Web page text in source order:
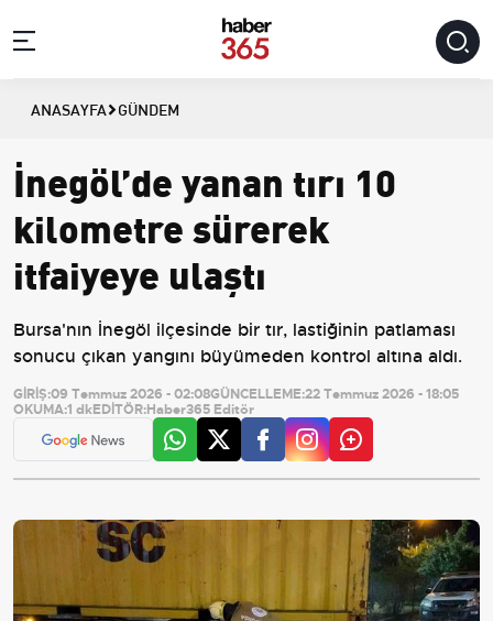
ANASAYFA GÜNDEM
İnegöl’de yanan tırı 10
kilometre sürerek
itfaiyeye ulaştı
Bursa'nın İnegöl ilçesinde bir tır, lastiğinin patlaması
sonucu çıkan yangını büyümeden kontrol altına aldı.
GİRİŞ:09 Temmuz 2026 - 02:08GÜNCELLEME:22 Temmuz 2026 - 18:05
OKUMA:1 dkEDİTÖR:Haber365 Editör